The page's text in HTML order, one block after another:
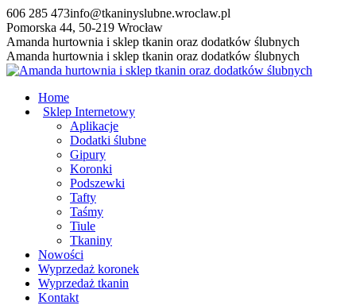
Przewiń
do
zawartości
606 285 473info@tkaninyslubne.wroclaw.pl
Pomorska 44, 50-219 Wrocław
Facebook
page
opens
new
window
Amanda hurtownia i sklep tkanin oraz dodatków ślubnych
Amanda hurtownia i sklep tkanin oraz dodatków ślubnych
Home
Sklep Internetowy
Aplikacje
Dodatki ślubne
Gipury
Koronki
Podszewki
Tafty
Taśmy
Tiule
Tkaniny
Nowości
Wyprzedaż koronek
Wyprzedaż tkanin
Kontakt